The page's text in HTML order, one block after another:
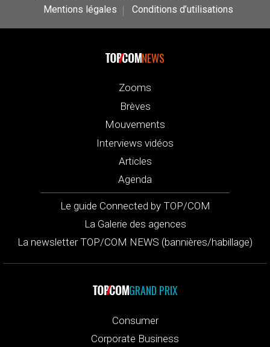
Mentions légales
Conditions d’utilisations
NEWS
Zooms
Brèves
Mouvements
Interviews vidéos
Articles
Agenda
Le guide Connected by TOP/COM
La Galerie des agences
La newsletter TOP/COM NEWS (bannières/habillage)
GRAND PRIX
Consumer
Corporate Business